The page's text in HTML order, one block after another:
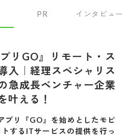
PR インタビュー
リGO』リモート・ス
入｜経理スペシャリス
急成長ベンチャー企業
叶える！
プリ『GO』を始めとしたモビ
するITサービスの提供を行っ